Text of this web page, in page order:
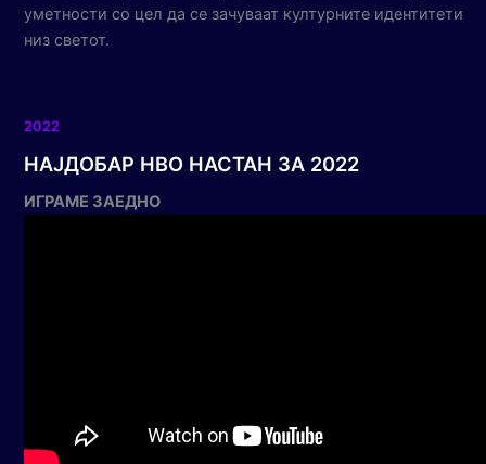
уметности со цел да се зачуваат културните идентитети
низ светот.
2022
НАЈДОБАР НВО НАСТАН ЗА 2022
ИГРАМЕ ЗАЕДНО